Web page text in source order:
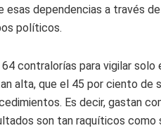
esas dependencias a través
políticos.
contralorías para vigilar
alta, que el 45 por ciento de
Es decir, gastan
son tan raquíticos como